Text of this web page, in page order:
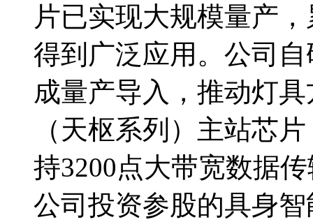
片已实现大规模量产
得到广泛应用。公司
成量产导入，推动灯
（天枢系列）主站芯
持3200点大带宽数据
公司投资参股的具身